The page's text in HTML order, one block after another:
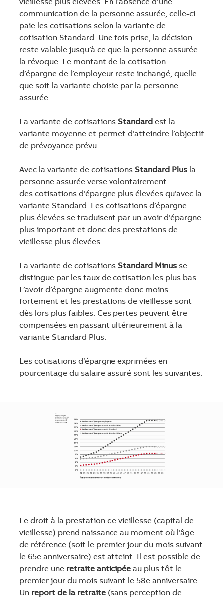
vieillesse plus élevées. En l’absence d’une
communication de la personne assurée, celle-ci
paie les cotisations selon la variante de
cotisation Standard. Une fois prise, la décision
reste valable jusqu’à ce que la personne assurée
la révoque. Le montant de la cotisation
d’épargne de l’employeur reste inchangé, quelle
que soit la variante choisie par la personne
assurée.
La variante de cotisations Standard est la
variante moyenne et permet d’atteindre l’objectif
de prévoyance prévu.
Avec la variante de cotisations Standard Plusla
personne assurée verse volontairement
des cotisations d’épargne plus élevées qu’avec la
variante Standard. Les cotisations d’épargne
plus élevées se traduisent par un avoir d’épargne
plus important et donc des prestations de
vieillesse plus élevées.
La variante de cotisations Standard Minusse
distingue par les taux de cotisation les plus bas.
L’avoir d’épargne augmente donc moins
fortement et les prestations de vieillesse sont
dès lors plus faibles. Ces pertes peuvent être
compensées en passant ultérieurement à la
variante Standard Plus.
Les cotisations d’épargne exprimées en
pourcentage du salaire assuré sont les suivantes:
Le droit à la prestation de vieillesse (capital de
vieillesse) prend naissance au moment où l’âge
de référence (soit le premier jour du mois suivant
le 65e anniversaire) est atteint. Il est possible de
prendre une retraite anticipéeau plus tôt le
premier jour du mois suivant le 58e anniversaire.
Un report de la retraite(sans perception de